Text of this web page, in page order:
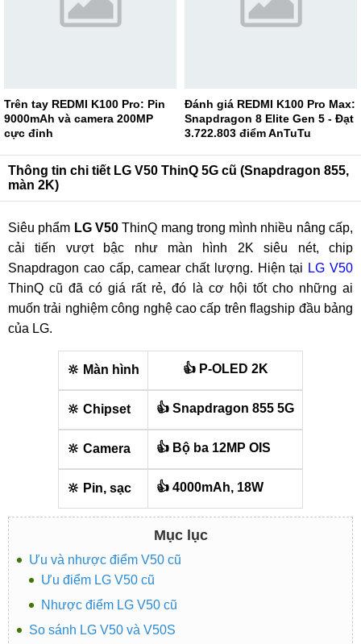
Trên tay REDMI K100 Pro: Pin
9000mAh và camera 200MP
cực đỉnh
Đánh giá REDMI K100 Pro Max:
Snapdragon 8 Elite Gen 5 - Đạt
3.722.803 điểm AnTuTu
Thông tin chi tiết LG V50 ThinQ 5G cũ (Snapdragon 855,
màn 2K)
Siêu phẩm LG V50ThinQ mang trong mình nhiều nâng cấp,
cải tiến vượt bậc như màn hình 2K siêu nét, chip
Snapdragon cao cấp, camear chất lượng. Hiện tại LG V50
ThinQ cũ đã có giá rất rẻ, đó là cơ hội tốt cho những ai
muốn trải nghiệm công nghệ cao cấp trên flagship đầu bảng
của LG.
🔆 Màn hình 👍 P-OLED 2K
🔆 Chipset 👍 Snapdragon 855 5G
🔆 Camera 👍 Bộ ba 12MP OIS
🔆 Pin, sạc 👍 4000mAh, 18W
Mục lục
Ưu và nhược điểm V50 cũ
Ưu điểm LG V50 cũ
Nhược điểm LG V50 cũ
So sánh LG V50 và V50S